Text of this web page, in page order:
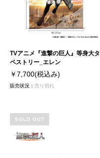
TVアニメ『進撃の巨人』等身大タ
ペストリー_エレン
￥7,700(税込み)
販売状況： 売り切れ
SOLD OUT